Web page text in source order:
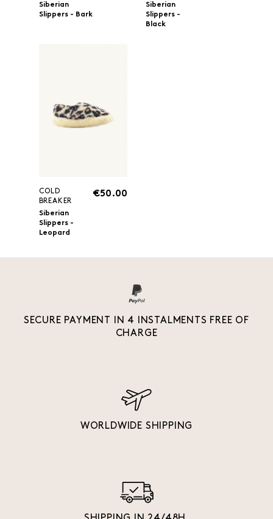
Siberian
Slippers - Bark
Siberian
Slippers -
Black
COLD
BREAKER
Siberian
Slippers -
Leopard
€50.00
SECURE PAYMENT IN 4 INSTALMENTS FREE OF
CHARGE
WORLDWIDE SHIPPING